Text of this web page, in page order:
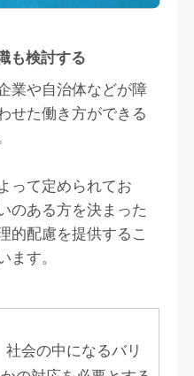
も検討する
業や自治体などが障
せた働き方ができる
って定められてお
のある方を決まった
的配慮を提供するこ
ます。
会の中になるバリ